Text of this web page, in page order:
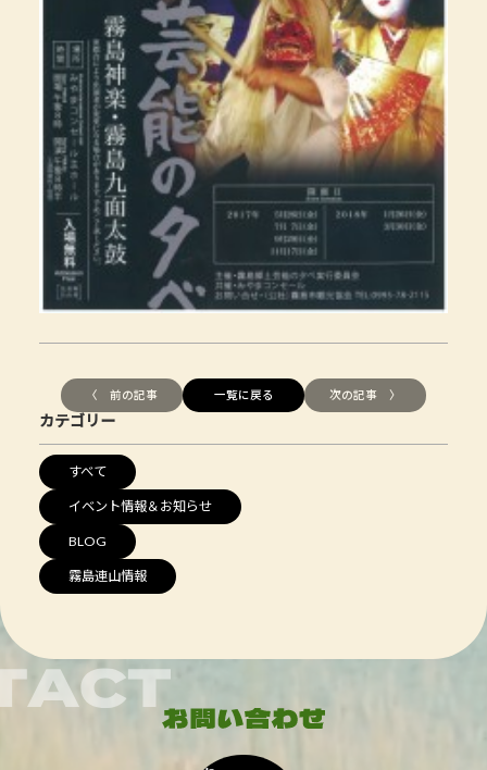
〈 前の記事 一覧に戻る 次の記事 〉
カテゴリー
すべて
イベント情報＆お知らせ
BLOG
霧島連山情報